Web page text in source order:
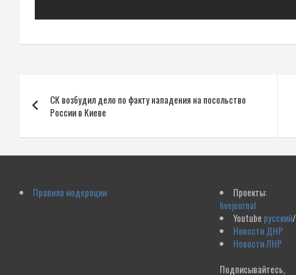
по
записям
СК возбудил дело по факту нападения на посольство
России в Киеве
Правила модерации
Проекты:
livejournal
Youtube русский/
Новости ДНР
Новости ЛНР
Подписывайтесь,